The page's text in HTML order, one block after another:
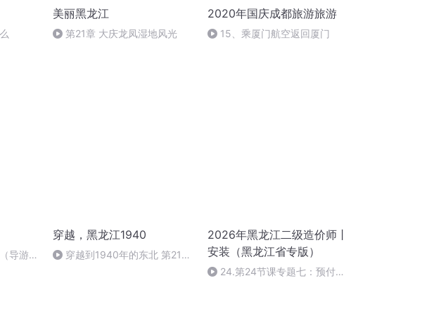
美丽黑龙江
第21章 大庆龙凤湿地风光
2020年国庆成都旅游旅游
15、乘厦门航空返回厦门
导游
穿越，黑龙江1940
穿越到1940年的东北 第212
2026年黑龙江二级造价师丨
安装（黑龙江省专版）
24.第24节课专题七：预付款